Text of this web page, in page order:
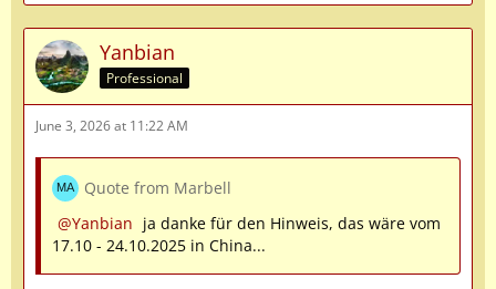
Yanbian
Professional
June 3, 2026 at 11:22 AM
Quote from Marbell
Yanbian ja danke für den Hinweis, das wäre vom
17.10 - 24.10.2025 in China...